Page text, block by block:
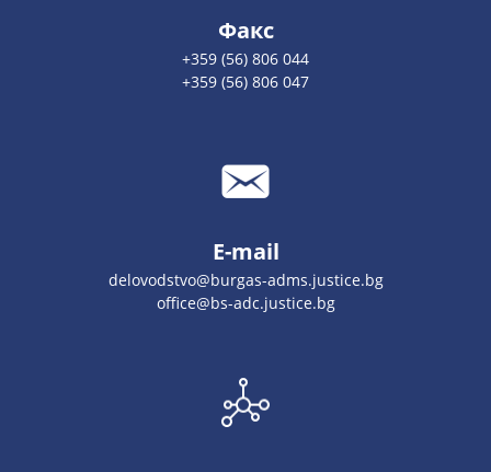
Факс
+359 (56) 806 044
+359 (56) 806 047
E-mail
delovodstvo@burgas-adms.justice.bg
office@bs-adc.justice.bg